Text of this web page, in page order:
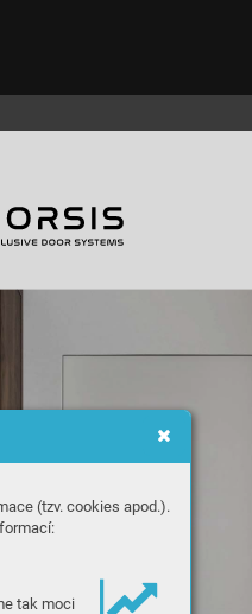
(tzv. cookies apod.).
tak moci